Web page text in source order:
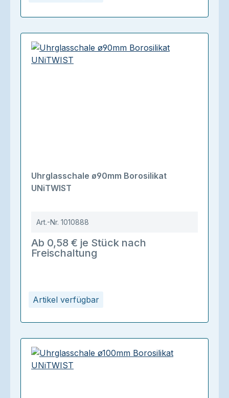
Artikel verfügbar
Uhrglasschale ø90mm Borosilikat
UNiTWIST
Art.-Nr. 1010888
Ab 0,58 € je Stück nach
Freischaltung